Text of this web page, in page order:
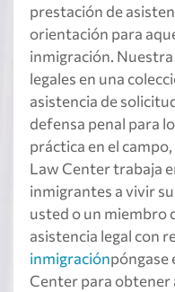
prestación de
orientación para
inmigración.
legales en una
asistencia de
defensa penal para
práctica en el
Law Center trabaja
inmigrantes a vivir
usted o un miembro
asistencia legal con
inmigraciónpóngase
Center para obtener